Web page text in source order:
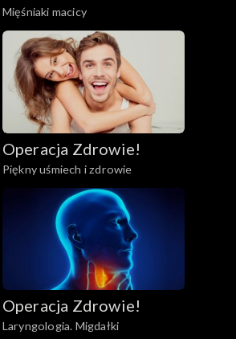
Mięśniaki macicy
Operacja Zdrowie!
Piękny uśmiech i zdrowie
Operacja Zdrowie!
Laryngologia. Migdałki